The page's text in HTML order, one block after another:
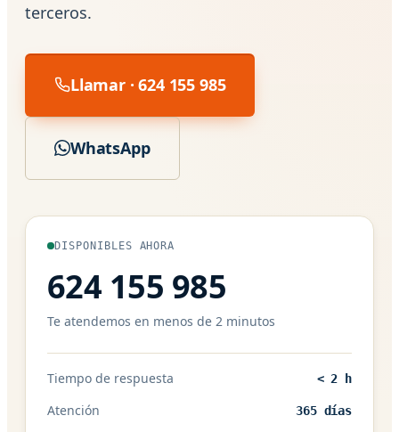
terceros.
Llamar · 624 155 985
WhatsApp
DISPONIBLES AHORA
624 155 985
Te atendemos en menos de 2 minutos
Tiempo de respuesta < 2 h
Atención 365 días